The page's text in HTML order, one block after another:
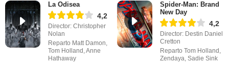
La Odisea
4,2
Director: Christopher
Nolan
Reparto Matt Damon,
Tom Holland, Anne
Hathaway
Spider-Man: Brand
New Day
4,2
Director: Destin Daniel
Cretton
Reparto Tom Holland,
Zendaya, Sadie Sink